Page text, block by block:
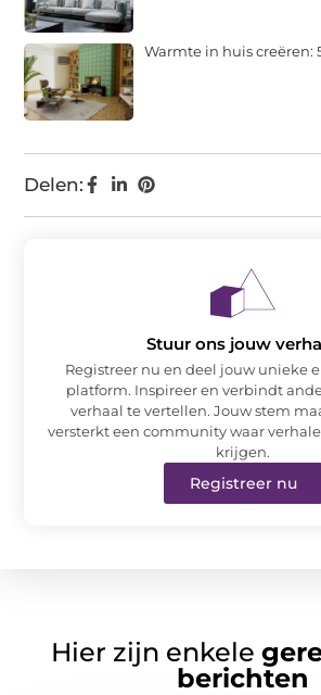
Delen:
Warmte in huis creëren:
Stuur ons jouw
Registreer nu en deel jouw unieke
platform. Inspireer en verbindt
verhaal te vertellen. Jouw stem
versterkt een community waar
krijgen.
Registreer nu
Hier zijn enkele
berichten